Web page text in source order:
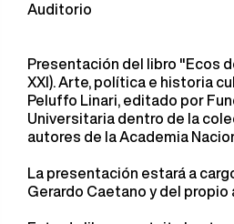
Auditorio
Presentación del libro "Ecos
XXI). Arte, política e historia
Peluffo Linari, editado por
Universitaria dentro de la
autores de la Academia
La presentación estará a
Gerardo Caetano y del propio